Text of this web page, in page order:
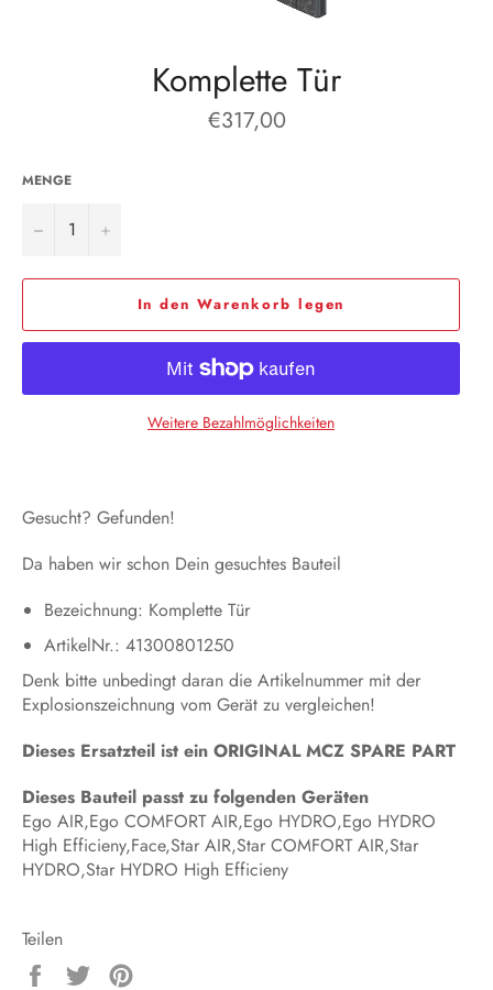
Komplette Tür
Normaler
Preis
€317,00
MENGE
− +
In den Warenkorb legen
Weitere Bezahlmöglichkeiten
Gesucht? Gefunden!
Da haben wir schon Dein gesuchtes Bauteil
Bezeichnung: Komplette Tür
ArtikelNr.: 41300801250
Denk bitte unbedingt daran die Artikelnummer mit der
Explosionszeichnung vom Gerät zu vergleichen!
Dieses Ersatzteil ist ein ORIGINAL MCZ SPARE PART
Dieses Bauteil passt zu folgenden Geräten
Ego AIR,Ego COMFORT AIR,Ego HYDRO,Ego HYDRO
High Efficieny,Face,Star AIR,Star COMFORT AIR,Star
HYDRO,Star HYDRO High Efficieny
Teilen
Auf
Auf